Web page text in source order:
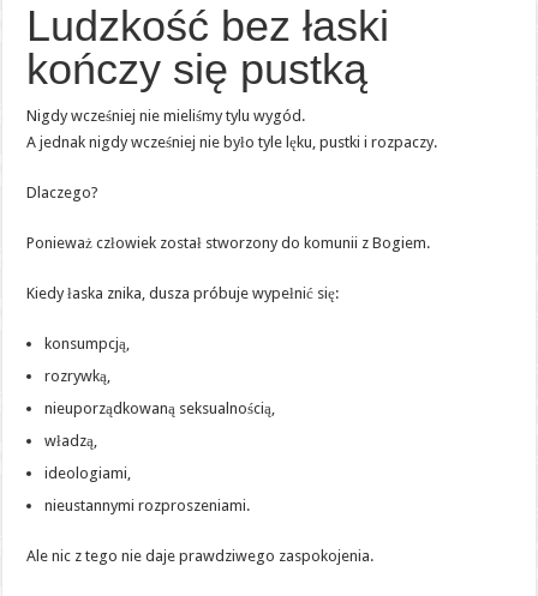
Ludzkość bez łaski
kończy się pustką
Nigdy wcześniej nie mieliśmy tylu wygód.
A jednak nigdy wcześniej nie było tyle lęku, pustki i rozpaczy.
Dlaczego?
Ponieważ człowiek został stworzony do komunii z Bogiem.
Kiedy łaska znika, dusza próbuje wypełnić się:
konsumpcją,
rozrywką,
nieuporządkowaną seksualnością,
władzą,
ideologiami,
nieustannymi rozproszeniami.
Ale nic z tego nie daje prawdziwego zaspokojenia.